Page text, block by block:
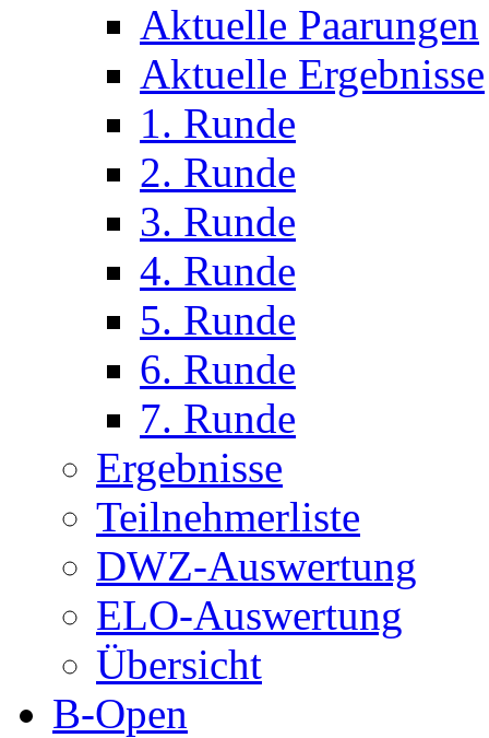
Aktuelle Paarungen
Aktuelle Ergebnisse
1. Runde
2. Runde
3. Runde
4. Runde
5. Runde
6. Runde
7. Runde
Ergebnisse
Teilnehmerliste
DWZ-Auswertung
ELO-Auswertung
Übersicht
B-Open